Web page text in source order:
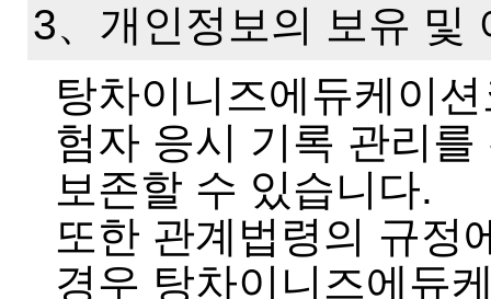
3、개인정보의 보유 및
탕차이니즈에듀케이
험자 응시 기록 관리
보존할 수 있습니다.
또한 관계법령의 규정
경우 탕차이니즈에듀